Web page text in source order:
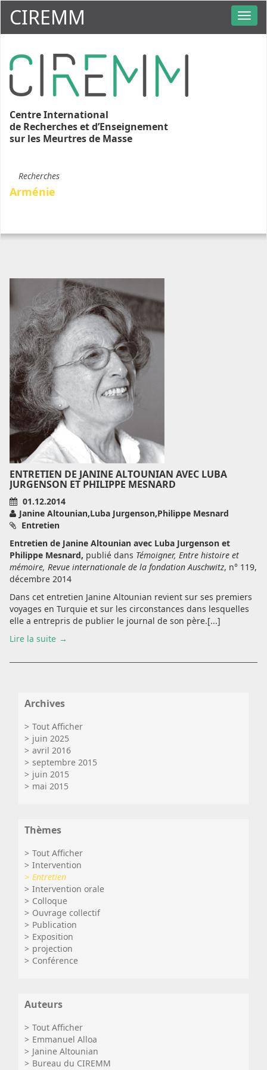
CIREMM
Centre International
de Recherches et d’Enseignement
sur les Meurtres de Masse
Recherches
Arménie
ENTRETIEN DE JANINE ALTOUNIAN AVEC LUBA
JURGENSON ET PHILIPPE MESNARD
01.12.2014
Janine Altounian,Luba Jurgenson,Philippe Mesnard
Entretien
Entretien de Janine Altounian avec Luba Jurgenson et
Philippe Mesnard, publié dans Témoigner, Entre histoire et
mémoire, Revue internationale de la fondation Auschwitz, n° 119,
décembre 2014
Dans cet entretien Janine Altounian revient sur ses premiers
voyages en Turquie et sur les circonstances dans lesquelles
elle a entrepris de publier le journal de son père.[...]
Lire la suite
Archives
Tout Afficher
juin 2025
avril 2016
septembre 2015
juin 2015
mai 2015
Thèmes
Tout Afficher
Intervention
Entretien
Intervention orale
Colloque
Ouvrage collectif
Publication
Exposition
projection
Conférence
Auteurs
Tout Afficher
Emmanuel Alloa
Janine Altounian
Bureau du CIREMM